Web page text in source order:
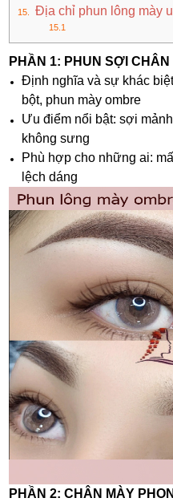
Địa chỉ phun lông mày
PHẦN 1: PHUN SỢI
Định nghĩa và sự khác
bột, phun mày ombre
Ưu điểm nổi bật: sợi
không sưng
Phù hợp cho những ai:
lệch dáng
PHẦN 2: CHÂN MÀY